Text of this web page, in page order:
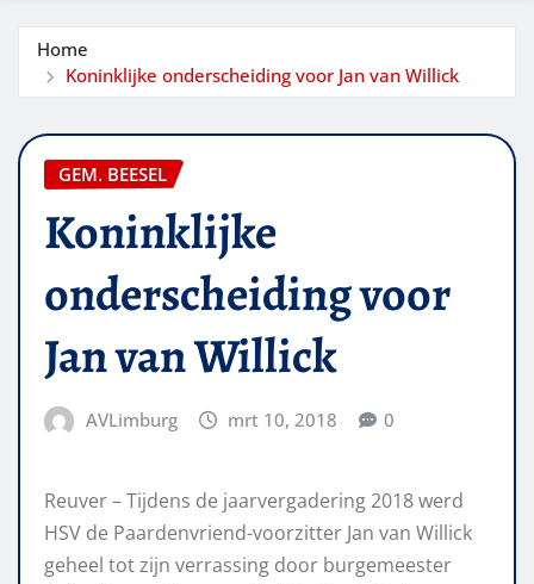
Home
Koninklijke onderscheiding voor Jan van Willick
GEM. BEESEL
Koninklijke
onderscheiding voor
Jan van Willick
AVLimburg mrt 10, 2018 0
Reuver – Tijdens de jaarvergadering 2018 werd
HSV de Paardenvriend-voorzitter Jan van Willick
geheel tot zijn verrassing door burgemeester